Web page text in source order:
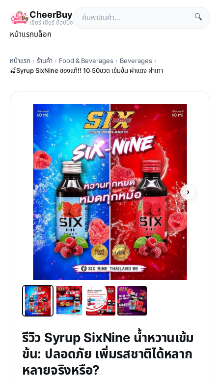
CheerBuy
เซียร์ เซียร์ ช้อปปิ้ง
🔍
หน้าแรกบล็อก
หน้าแรก › ร้านค้า › Food & Beverages › Beverages ›
🍒Syrup SixNine ของแท้!! 10-50ขวด เข้มข้น ฝาแดง ฝาเทา
›
รีวิว Syrup SixNine น้ำหวานเข้ม
ข้น: ปลอดภัย เพิ่มรสชาติได้หลาก
หลายจริงหรือ?